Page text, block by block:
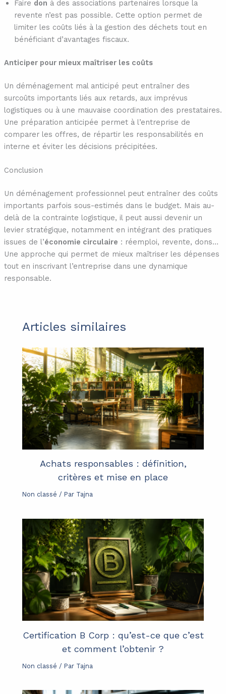
Faire don à des associations partenaires lorsque la
revente n’est pas possible. Cette option permet de
limiter les coûts liés à la gestion des déchets tout en
bénéficiant d’avantages fiscaux.
Anticiper pour mieux maîtriser les coûts
Un déménagement mal anticipé peut entraîner des
surcoûts importants liés aux retards, aux imprévus
logistiques ou à une mauvaise coordination des prestataires.
Une préparation anticipée permet à l’entreprise de
comparer les offres, de répartir les responsabilités en
interne et éviter les décisions précipitées.
Conclusion
Un déménagement professionnel peut entraîner des coûts
importants parfois sous-estimés dans le budget. Mais au-
delà de la contrainte logistique, il peut aussi devenir un
levier stratégique, notamment en intégrant des pratiques
issues de l’économie circulaire : réemploi, revente, dons…
Une approche qui permet de mieux maîtriser les dépenses
tout en inscrivant l’entreprise dans une dynamique
responsable.
Articles similaires
Achats responsables : définition,
critères et mise en place
Non classé / Par Tajna
Certification B Corp : qu’est-ce que c’est
et comment l’obtenir ?
Non classé / Par Tajna